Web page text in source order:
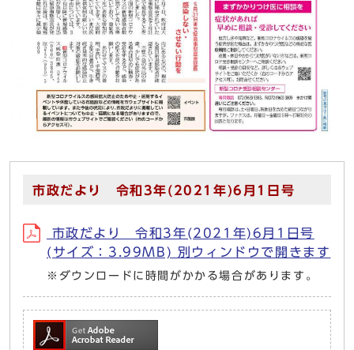
市政だより 令和3年(2021年)6月1日号
市政だより 令和3年(2021年)6月1日号
(サイズ：3.99MB) 別ウィンドウで開きます
※ダウンロードに時間がかかる場合があります。